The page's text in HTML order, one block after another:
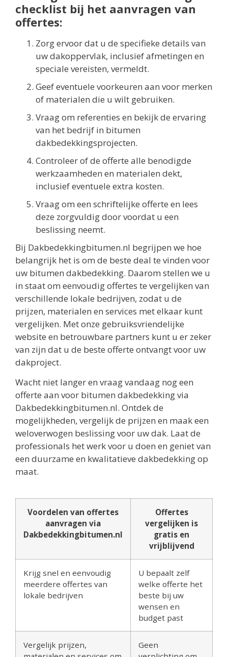
checklist bij het aanvragen van
offertes:
Zorg ervoor dat u de specifieke details van
uw dakoppervlak, inclusief afmetingen en
speciale vereisten, vermeldt.
Geef eventuele voorkeuren aan voor merken
of materialen die u wilt gebruiken.
Vraag om referenties en bekijk de ervaring
van het bedrijf in bitumen
dakbedekkingsprojecten.
Controleer of de offerte alle benodigde
werkzaamheden en materialen dekt,
inclusief eventuele extra kosten.
Vraag om een schriftelijke offerte en lees
deze zorgvuldig door voordat u een
beslissing neemt.
Bij Dakbedekkingbitumen.nl begrijpen we hoe
belangrijk het is om de beste deal te vinden voor
uw bitumen dakbedekking. Daarom stellen we u
in staat om eenvoudig offertes te vergelijken van
verschillende lokale bedrijven, zodat u de
prijzen, materialen en services met elkaar kunt
vergelijken. Met onze gebruiksvriendelijke
website en betrouwbare partners kunt u er zeker
van zijn dat u de beste offerte ontvangt voor uw
dakproject.
Wacht niet langer en vraag vandaag nog een
offerte aan voor bitumen dakbedekking via
Dakbedekkingbitumen.nl. Ontdek de
mogelijkheden, vergelijk de prijzen en maak een
weloverwogen beslissing voor uw dak. Laat de
professionals het werk voor u doen en geniet van
een duurzame en kwalitatieve dakbedekking op
maat.
Voordelen van offertes
aanvragen via
Dakbedekkingbitumen.nl
Offertes
vergelijken is
gratis en
vrijblijvend
Krijg snel en eenvoudig
meerdere offertes van
lokale bedrijven
U bepaalt zelf
welke offerte het
beste bij uw
wensen en
budget past
Vergelijk prijzen,
Geen